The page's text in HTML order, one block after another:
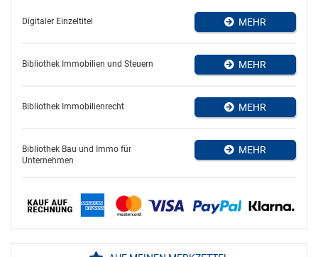
Digitaler Einzeltitel MEHR
Bibliothek Immobilien und Steuern MEHR
Bibliothek Immobilienrecht MEHR
Bibliothek Bau und Immo für
Unternehmen
MEHR